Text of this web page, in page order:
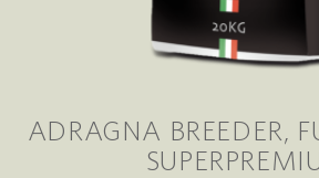
ADRAGNA BREEDER